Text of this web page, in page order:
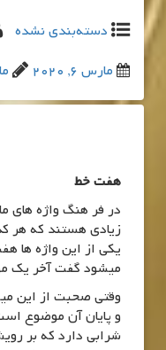
دسته‌بندی نشده
مارس 6, 2020
هفت خط
در فر هنگ واژه های ما
زیادی هستند که هر
یکی از این واژه ها
میشود گفت آخر یک
وقتی صحبت از این
و پایان آن موضوع
شرابی دارد که بر